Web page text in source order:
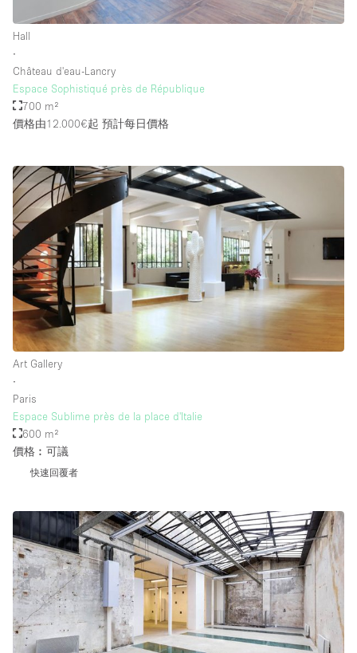
Hall
∙
Château d'eau-Lancry
Espace Sophistiqué près de République
700 m²
價格由12.000€起 預計每日價格
Art Gallery
∙
Paris
Espace Sublime près de la place d'Italie
600 m²
價格︰可議
快速回覆者